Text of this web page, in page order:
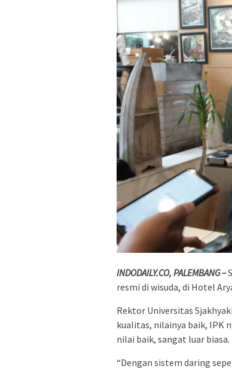
INDODAILY.CO, PALEMBANG –
resmi di wisuda, di Hotel
Rektor Universitas
kualitas, nilainya baik, IPK
nilai baik, sangat luar biasa.
“Dengan sistem daring